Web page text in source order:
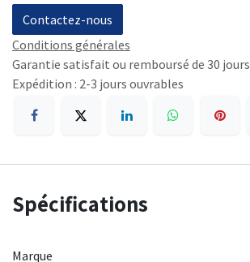
Contactez-nous
Conditions générales
Garantie satisfait ou remboursé de 30 jours
Expédition : 2-3 jours ouvrables
Spécifications
Marque